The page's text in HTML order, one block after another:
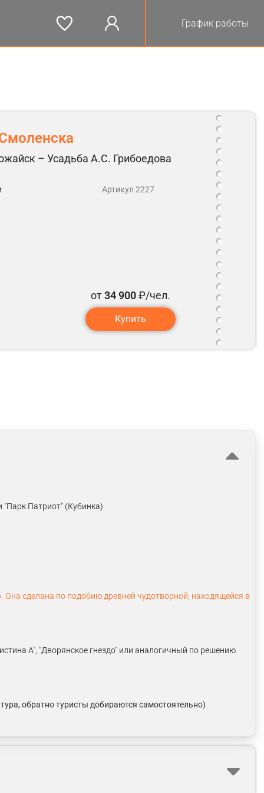
График работы
– Усадьба А.С. Грибоедова
Артикул 2227
от34 900₽/чел.
Купить
"Парк Патриот" (Кубинка)
сделана по подобию древней чудотворной, находящейся в
А", "Дворянское гнездо" или аналогичный по решению
обратно туристы добираются самостоятельно)